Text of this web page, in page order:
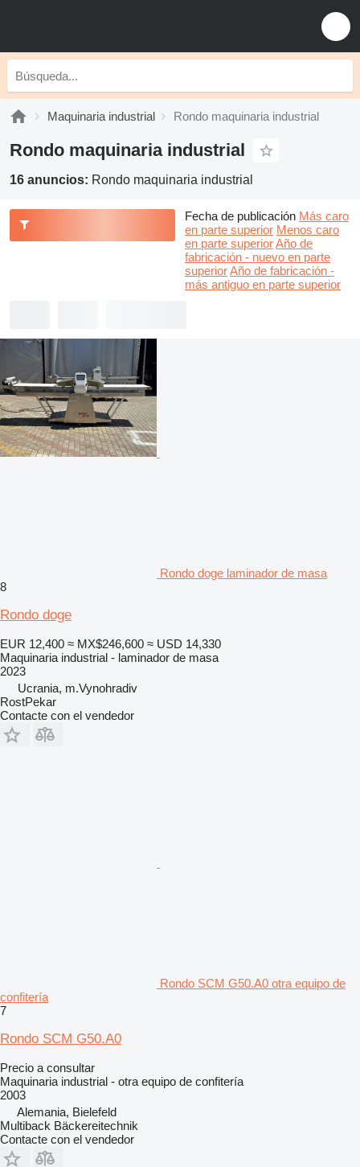
Maquinaria industrial Rondo maquinaria industrial
Rondo maquinaria industrial
16 anuncios: Rondo maquinaria industrial
Fecha de publicación Más caro
en parte superior Menos caro
en parte superiorAño de
fabricación - nuevo en parte
superiorAño de fabricación -
más antiguo en parte superior
Rondo doge laminador de masa
8
Rondo doge
EUR 12,400 ≈ MX$246,600 ≈ USD 14,330
Maquinaria industrial - laminador de masa
2023
Ucrania, m.Vynohradiv
RostPekar
Contacte con el vendedor
Rondo SCM G50.A0 otra equipo de
confitería
7
Rondo SCM G50.A0
Precio a consultar
Maquinaria industrial - otra equipo de confitería
2003
Alemania, Bielefeld
Multiback Bäckereitechnik
Contacte con el vendedor